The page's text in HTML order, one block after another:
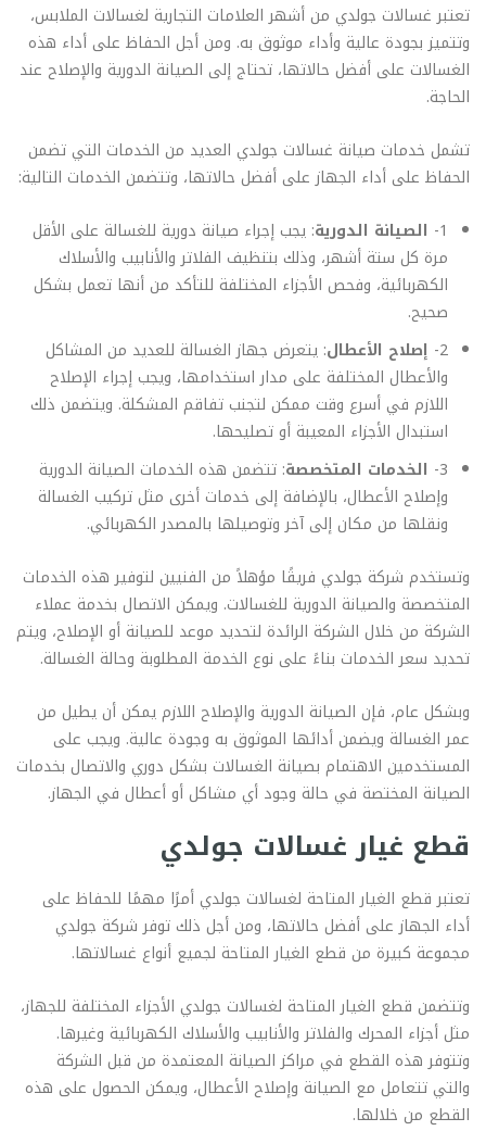
تعتبر غسالات جولدي من أشهر العلامات التجارية لغسالات الملابس،
وتتميز بجودة عالية وأداء موثوق به. ومن أجل الحفاظ على أداء هذه
الغسالات على أفضل حالاتها، تحتاج إلى الصيانة الدورية والإصلاح عند
الحاجة.
تشمل خدمات صيانة غسالات جولدي العديد من الخدمات التي تضمن
الحفاظ على أداء الجهاز على أفضل حالاتها، وتتضمن الخدمات التالية:
1- الصيانة الدورية: يجب إجراء صيانة دورية للغسالة على الأقل
مرة كل ستة أشهر، وذلك بتنظيف الفلاتر والأنابيب والأسلاك
الكهربائية، وفحص الأجزاء المختلفة للتأكد من أنها تعمل بشكل
صحيح.
2- إصلاح الأعطال: يتعرض جهاز الغسالة للعديد من المشاكل
والأعطال المختلفة على مدار استخدامها، ويجب إجراء الإصلاح
اللازم في أسرع وقت ممكن لتجنب تفاقم المشكلة. ويتضمن ذلك
استبدال الأجزاء المعيبة أو تصليحها.
3- الخدمات المتخصصة: تتضمن هذه الخدمات الصيانة الدورية
وإصلاح الأعطال، بالإضافة إلى خدمات أخرى مثل تركيب الغسالة
ونقلها من مكان إلى آخر وتوصيلها بالمصدر الكهربائي.
وتستخدم شركة جولدي فريقًا مؤهلاً من الفنيين لتوفير هذه الخدمات
المتخصصة والصيانة الدورية للغسالات. ويمكن الاتصال بخدمة عملاء
الشركة من خلال الشركة الرائدة لتحديد موعد للصيانة أو الإصلاح، ويتم
تحديد سعر الخدمات بناءً على نوع الخدمة المطلوبة وحالة الغسالة.
وبشكل عام، فإن الصيانة الدورية والإصلاح اللازم يمكن أن يطيل من
عمر الغسالة ويضمن أدائها الموثوق به وجودة عالية. ويجب على
المستخدمين الاهتمام بصيانة الغسالات بشكل دوري والاتصال بخدمات
الصيانة المختصة في حالة وجود أي مشاكل أو أعطال في الجهاز.
قطع غيار غسالات جولدي
تعتبر قطع الغيار المتاحة لغسالات جولدي أمرًا مهمًا للحفاظ على
أداء الجهاز على أفضل حالاتها، ومن أجل ذلك توفر شركة جولدي
مجموعة كبيرة من قطع الغيار المتاحة لجميع أنواع غسالاتها.
وتتضمن قطع الغيار المتاحة لغسالات جولدي الأجزاء المختلفة للجهاز،
مثل أجزاء المحرك والفلاتر والأنابيب والأسلاك الكهربائية وغيرها.
وتتوفر هذه القطع في مراكز الصيانة المعتمدة من قبل الشركة
والتي تتعامل مع الصيانة وإصلاح الأعطال، ويمكن الحصول على هذه
القطع من خلالها.